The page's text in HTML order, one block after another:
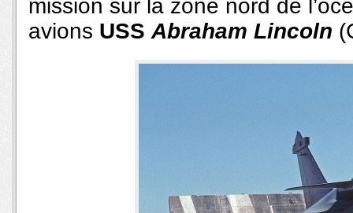
mission sur la zone nord de
avions USS Abraham Lincoln